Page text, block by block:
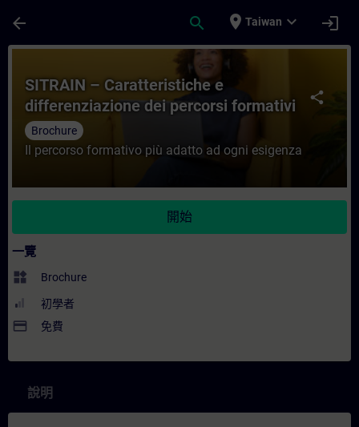
arrow_back search place Taiwan expand_more login
課程 - SITRAIN – Caratteristiche e
share
SITRAIN – Caratteristiche e
differenziazione dei percorsi formativi
Brochure
Il percorso formativo più adatto ad ogni esigenza
開始
一覽
widgets Brochure
初學者
payment 免費
說明